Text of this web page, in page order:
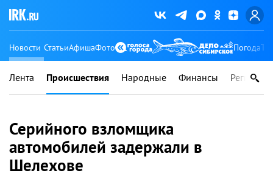
Новости СтатьиАфишаФото Погода
Лента Происшествия Народные Финансы Регионы
Серийного взломщика
автомобилей задержали в
Шелехове